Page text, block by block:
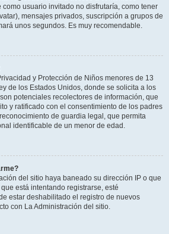
usuario invitado no disfrutaría, como tener
mensajes privados, suscripción a grupos de
unos segundos. Es muy recomendable.
y Protección de Niños menores de 13
de los Estados Unidos, donde se solicita a los
potenciales recolectores de información, que
y ratificado con el consentimiento de los padres
de guardia legal, que permita
identificable de un menor de edad.
del sitio haya baneado su dirección IP o que
está intentando registrarse, esté
estar deshabilitado el registro de nuevos
con La Administración del sitio.